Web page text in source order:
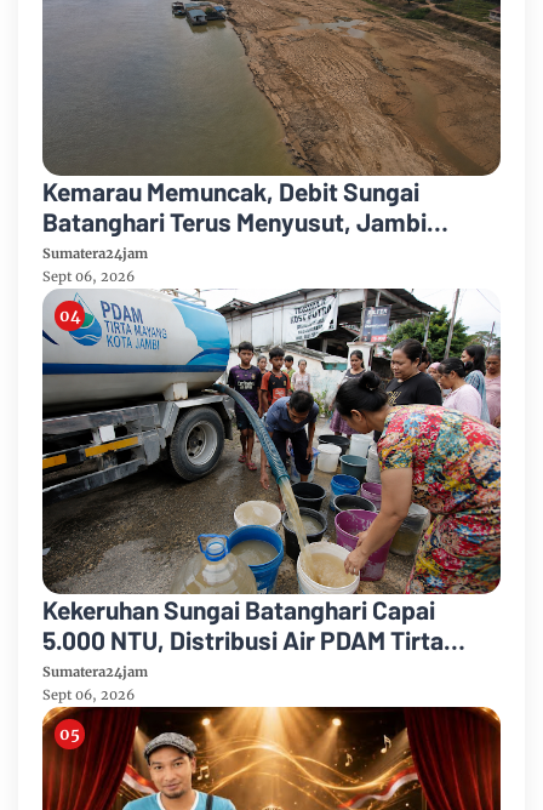
Kemarau Memuncak, Debit Sungai
Batanghari Terus Menyusut, Jambi
Hadapi Ancaman Krisis Air Bersih dan
Karhutla
Sumatera24jam
Sept 06, 2026
Kekeruhan Sungai Batanghari Capai
5.000 NTU, Distribusi Air PDAM Tirta
Mayang di Sejumlah Wilayah Terganggu
Sumatera24jam
Sept 06, 2026